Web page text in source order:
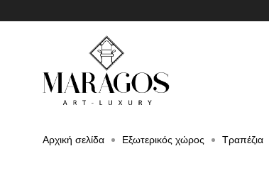
Αρχική σελίδα Εξωτερικός χώρος Τραπέζια